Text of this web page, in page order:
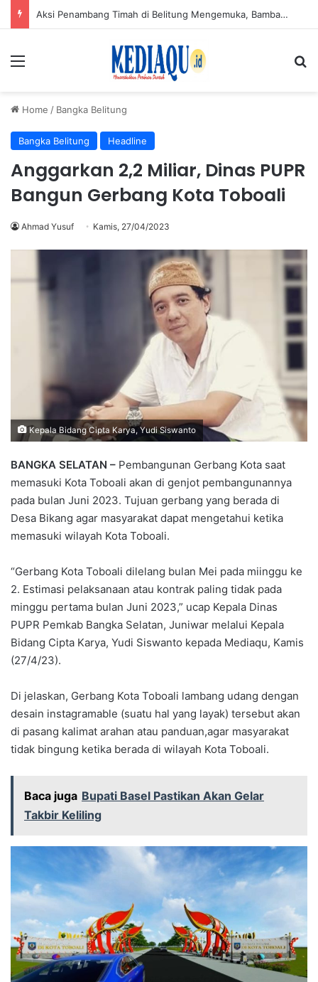
Tes Urine Rutin Jadi Langkah PT TIMAH Cegah Narkoba di Lingkungan Kerja
Menu
Home / Bangka Belitung
Bangka Belitung Headline
Anggarkan 2,2 Miliar, Dinas PUPR
Bangun Gerbang Kota Toboali
Ahmad Yusuf Kamis, 27/04/2023
Kepala Bidang Cipta Karya, Yudi Siswanto
BANGKA SELATAN – Pembangunan Gerbang Kota saat
memasuki Kota Toboali akan di genjot pembangunannya
pada bulan Juni 2023. Tujuan gerbang yang berada di
Desa Bikang agar masyarakat dapat mengetahui ketika
memasuki wilayah Kota Toboali.
“Gerbang Kota Toboali dilelang bulan Mei pada miinggu ke
2. Estimasi pelaksanaan atau kontrak paling tidak pada
minggu pertama bulan Juni 2023,” ucap Kepala Dinas
PUPR Pemkab Bangka Selatan, Juniwar melalui Kepala
Bidang Cipta Karya, Yudi Siswanto kepada Mediaqu, Kamis
(27/4/23).
Di jelaskan, Gerbang Kota Toboali lambang udang dengan
desain instagramable (suatu hal yang layak) tersebut akan
di pasang kalimat arahan atau panduan,agar masyarakat
tidak bingung ketika berada di wilayah Kota Toboali.
Baca juga Bupati Basel Pastikan Akan Gelar
Takbir Keliling